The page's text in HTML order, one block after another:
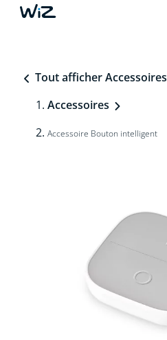
Tout afficher Accessoires
Accessoires
Accessoire Bouton intelligent